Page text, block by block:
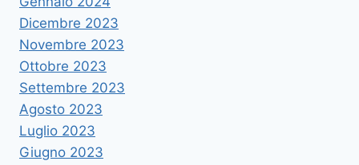
Dicembre 2023
Novembre 2023
Ottobre 2023
Settembre 2023
Agosto 2023
Luglio 2023
Giugno 2023